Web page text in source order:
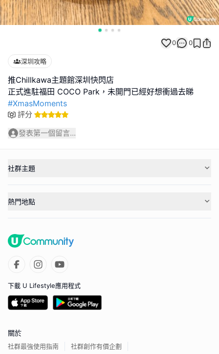
0 0
深圳攻略
推Chillkawa主題館深圳快閃店
#XmasMoments
評分
發表第一個留言...
社群主題
熱門地點
下載 U Lifestyle應用程式
關於
社群最強使用指南 社群創作有價企劃